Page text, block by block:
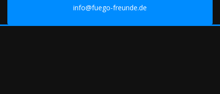
info@fuego-freunde.de